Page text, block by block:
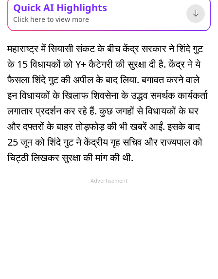
Quick AI Highlights
Click here to view more
महाराष्ट्र में सियासी संकट के बीच केंद्र सरकार ने शिंदे गुट
के 15 विधायकों को Y+ कैटेगरी की सुरक्षा दी है. केंद्र ने ये
फैसला शिंदे गुट की अपील के बाद लिया. बगावत करने वाले
इन विधायकों के खिलाफ शिवसेना के उद्धव समर्थक कार्यकर्ता
लगातार प्रदर्शन कर रहे हैं. कुछ जगहों से विधायकों के घर
और दफ्तरों के बाहर तोड़फोड़ की भी खबरें आईं. इसके बाद
25 जून को शिंदे गुट ने केंद्रीय गृह सचिव और राज्यपाल को
चिट्ठी लिखकर सुरक्षा की मांग की थी.
Advertisement